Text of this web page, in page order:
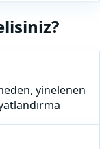
yinelenen